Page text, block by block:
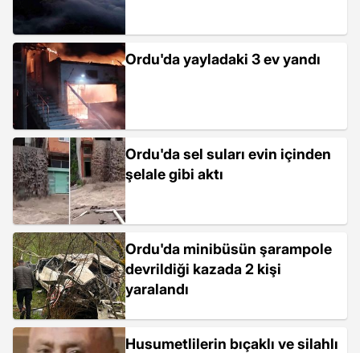
Ordu'da yayladaki 3 ev yandı
Ordu'da sel suları evin içinden
şelale gibi aktı
Ordu'da minibüsün şarampole
devrildiği kazada 2 kişi
yaralandı
Husumetlilerin bıçaklı ve silahlı